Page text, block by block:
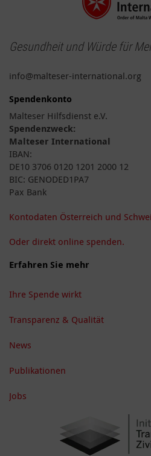
Gesundheit und Würde für
info@malteser-international.org
Spendenkonto
Malteser Hilfsdienst e.V.
Spendenzweck:
Malteser International
IBAN:
DE10 3706 0120 1201 2000 12
BIC: GENODED1PA7
Pax Bank
Kontodaten Österreich und
Oder direkt online spenden.
Erfahren Sie mehr
Ihre Spende wirkt
Transparenz & Qualität
News
Publikationen
Jobs